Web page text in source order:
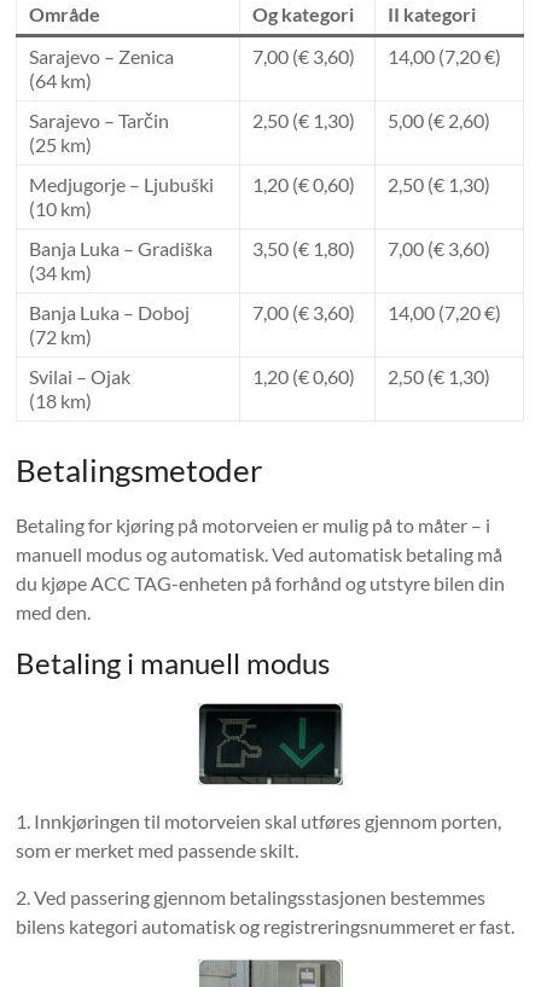
Område Og kategori
II kategori
Sarajevo – Zenica
(64 km)
7,00 (€ 3,60) 14,00 (7,20 €)
Sarajevo – Tarčin
(25 km)
2,50 (€ 1,30) 5,00 (€ 2,60)
Medjugorje – Ljubuški
(10 km)
1,20 (€ 0,60) 2,50 (€ 1,30)
Banja Luka – Gradiška
(34 km)
3,50 (€ 1,80) 7,00 (€ 3,60)
Banja Luka – Doboj
(72 km)
7,00 (€ 3,60) 14,00 (7,20 €)
Svilai – Ojak
(18 km)
1,20 (€ 0,60) 2,50 (€ 1,30)
Betalingsmetoder
Betaling for kjøring på motorveien er mulig på to måter – i
manuell modus og automatisk. Ved automatisk betaling må
du kjøpe ACC TAG-enheten på forhånd og utstyre bilen din
med den.
Betaling i manuell modus
1. Innkjøringen til motorveien skal utføres gjennom porten,
som er merket med passende skilt.
2. Ved passering gjennom betalingsstasjonen bestemmes
bilens kategori automatisk og registreringsnummeret er fast.